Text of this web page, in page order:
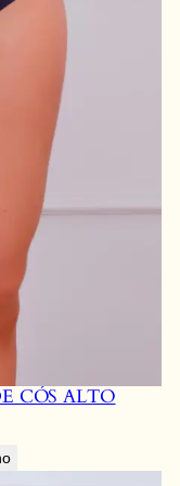
CÓS ALTO